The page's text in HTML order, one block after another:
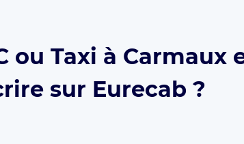
ou Taxi à Carmaux
sur Eurecab ?